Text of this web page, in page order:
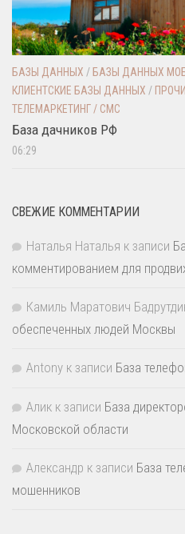
БАЗЫ ДАННЫХ / БАЗЫ ДАННЫХ
КЛИЕНТСКИЕ БАЗЫ ДАННЫХ /
ТЕЛЕМАРКЕТИНГ / СМС
База дачников РФ
06:29
СВЕЖИЕ КОММЕНТАРИИ
Наталья Наталья к записи
комментированием для
Камиль Маратович
обеспеченных людей Москвы
Antony к записи База
Алик к записи База
Московской области
Александр к записи База
мошенников